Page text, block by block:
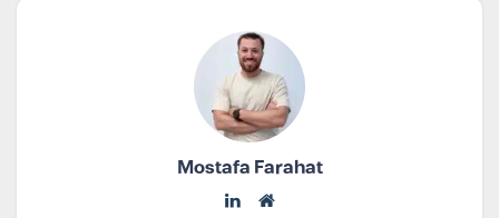
Mostafa Farahat